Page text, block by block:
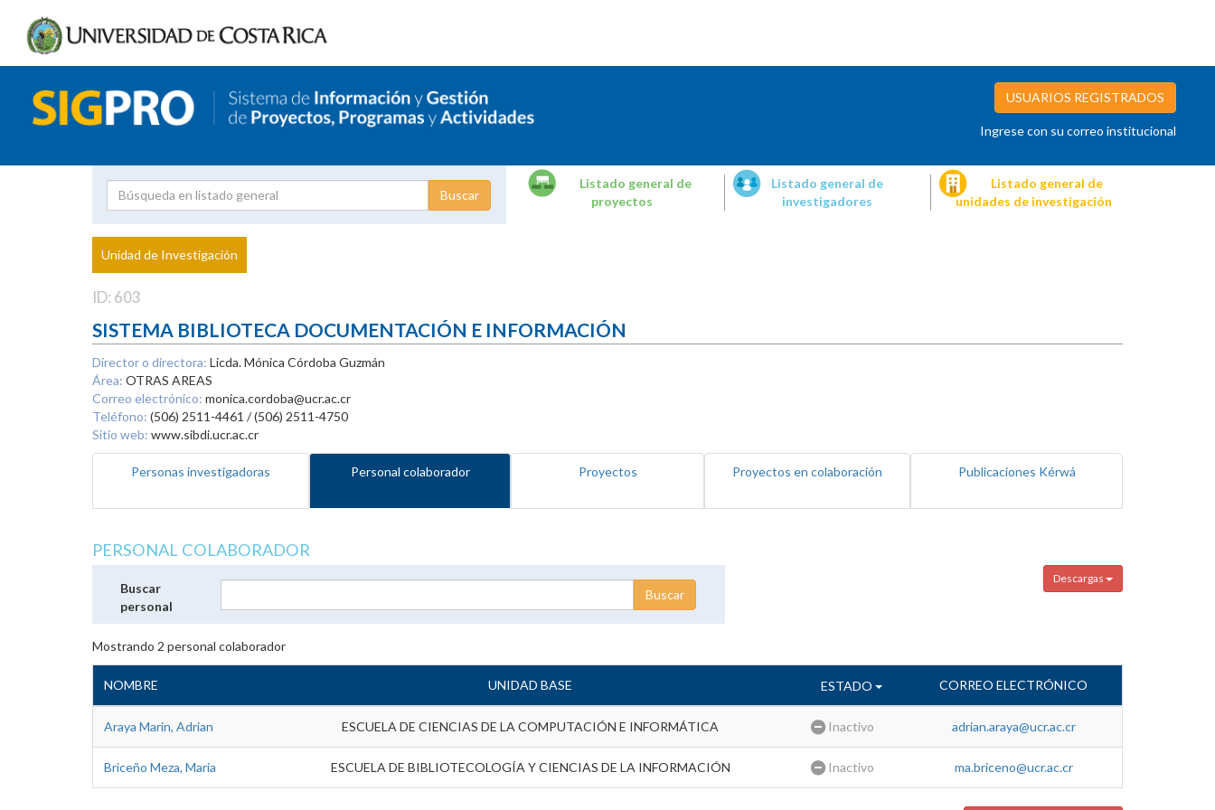
USUARIOS REGISTRADOS
Ingrese con su correo institucional
Proyecto
Investigador
Listado general de
proyectos
Listado general de
investigadores
Listado general de
unidades de investigación
Unidad de Investigación
ID: 603
SISTEMA BIBLIOTECA DOCUMENTACIÓN E INFORMACIÓN
Director o directora: Licda. Mónica Córdoba Guzmán
Área: OTRAS AREAS
Correo electrónico: monica.cordoba@ucr.ac.cr
Teléfono: (506) 2511-4461 / (506) 2511-4750
Sitio web: www.sibdi.ucr.ac.cr
Personas investigadoras Personal colaborador Proyectos Proyectos en colaboración Publicaciones Kérwá
PERSONAL COLABORADOR
Descargas
Buscar
personal
Mostrando 2 personal colaborador
NOMBRE UNIDAD BASE ESTADO CORREO ELECTRÓNICO
Araya Marin, Adrian ESCUELA DE CIENCIAS DE LA COMPUTACIÓN E INFORMÁTICA Inactivo adrian.araya@ucr.ac.cr
Briceño Meza, Maria ESCUELA DE BIBLIOTECOLOGÍA Y CIENCIAS DE LA INFORMACIÓN Inactivo ma.briceno@ucr.ac.cr